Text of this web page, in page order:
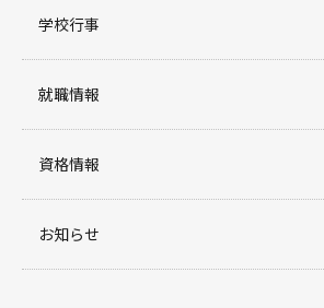
学校行事
就職情報
資格情報
お知らせ